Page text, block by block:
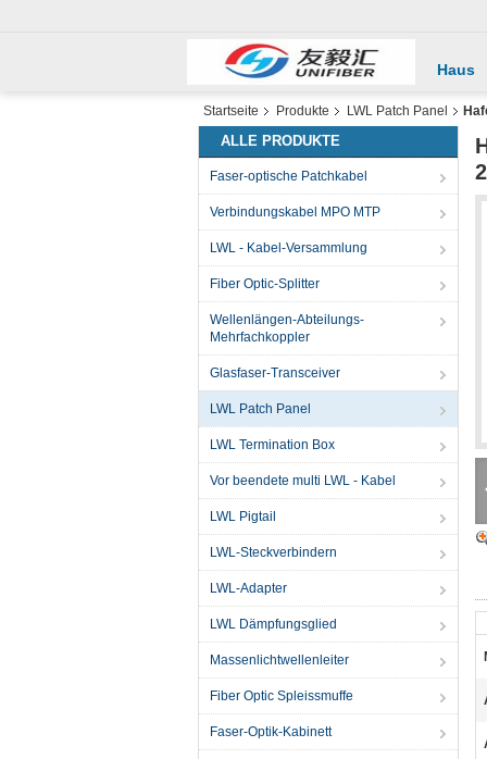
Haus
Startseite Produkte LWL Patch Panel
ALLE PRODUKTE
Faser-optische Patchkabel
Verbindungskabel MPO MTP
LWL - Kabel-Versammlung
Fiber Optic-Splitter
Wellenlängen-Abteilungs-
Mehrfachkoppler
Glasfaser-Transceiver
LWL Patch Panel
LWL Termination Box
Vor beendete multi LWL - Kabel
LWL Pigtail
LWL-Steckverbindern
LWL-Adapter
LWL Dämpfungsglied
Massenlichtwellenleiter
Fiber Optic Spleissmuffe
Faser-Optik-Kabinett